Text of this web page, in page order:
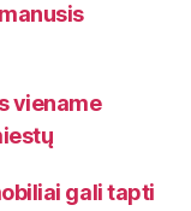
viename
gali tapti